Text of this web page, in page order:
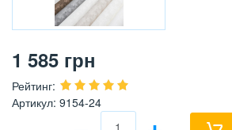
1 585 грн
Рейтинг:
Артикул: 9154-24